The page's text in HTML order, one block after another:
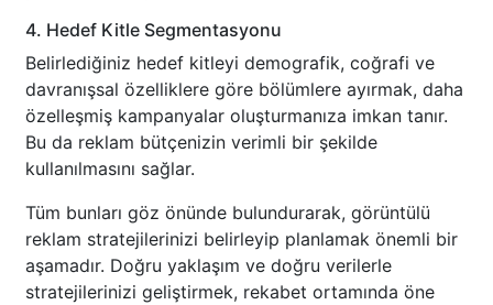
4. Hedef Kitle Segmentasyonu
Belirlediğiniz hedef kitleyi demografik, coğrafi ve
davranışsal özelliklere göre bölümlere ayırmak, daha
özelleşmiş kampanyalar oluşturmanıza imkan tanır.
Bu da reklam bütçenizin verimli bir şekilde
kullanılmasını sağlar.
Tüm bunları göz önünde bulundurarak, görüntülü
reklam stratejilerinizi belirleyip planlamak önemli bir
aşamadır. Doğru yaklaşım ve doğru verilerle
stratejilerinizi geliştirmek, rekabet ortamında öne